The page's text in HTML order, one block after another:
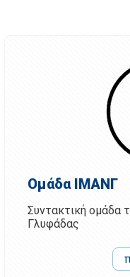
Ομάδα ΙΜΑΝΓ
Συντακτική ομάδα
Γλυφάδας